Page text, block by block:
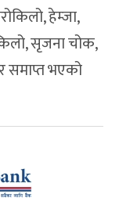
हेम्जा,
सृजना चोक,
समाप्त भएको